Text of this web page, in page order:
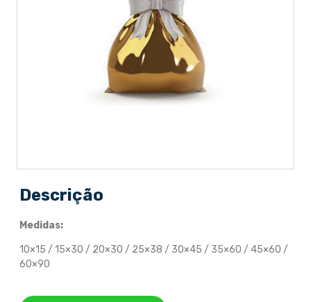
Descrição
Medidas:
10×15 / 15×30 / 20×30 / 25×38 / 30×45 / 35×60 / 45×60 /
60×90